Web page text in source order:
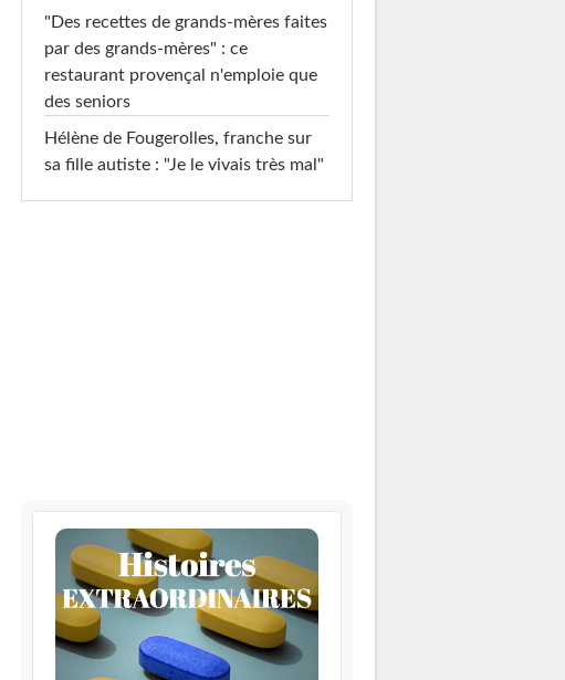
"Des recettes de grands-mères faites
par des grands-mères" : ce
restaurant provençal n'emploie que
des seniors
Hélène de Fougerolles, franche sur
sa fille autiste : "Je le vivais très mal"